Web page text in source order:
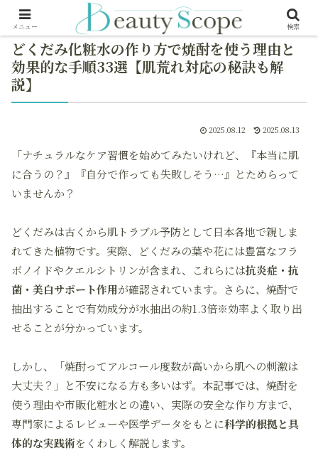
どくだみ化粧水の作り方で焼酎を使う理由と
効果的な手順33選【肌荒れ対応の秘訣も解
説】
2025.08.12 2025.08.13
「ナチュラルなケア習慣を始めてみたいけれど、『本当に肌
に合うの？』『自分で作っても失敗しそう…』とためらって
いませんか？
どくだみは古くから肌トラブル予防として日本各地で親しま
れてきた植物です。実際、どくだみの葉や花には豊富なフラ
ボノイドやクエルシトリンが含まれ、これらには抗炎症・抗
菌・美白サポート作用が確認されています。さらに、焼酎で
抽出することで有効成分が水抽出の約1.3倍※効率よく取り出
せることが分かっています。
しかし、「焼酎ってアルコール度数が高いから肌への刺激は
大丈夫？」と不安になる方も多いはず。本記事では、焼酎を
使う理由や市販化粧水との違い、実際の安全な作り方まで、
専門家によるレビューや医学データをもとに科学的根拠と具
体的な実践術をくわしく解説します。
メニュー 検索